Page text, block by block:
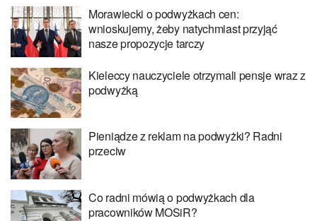
Morawiecki o podwyżkach cen:
wnioskujemy, żeby natychmiast przyjąć
nasze propozycje tarczy
Kieleccy nauczyciele otrzymali pensje wraz z
podwyżką
Pieniądze z reklam na podwyżki? Radni
przeciw
Co radni mówią o podwyżkach dla
pracowników MOSiR?